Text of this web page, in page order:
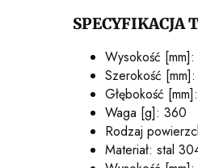
SPECYFIKACJA
Wysokość
Szerokość
Głębokość
Waga [g]: 360
Rodzaj
Materiał: stal